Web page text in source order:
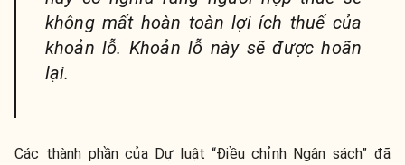
không mất hoàn toàn lợi ích thuế của
khoản lỗ. Khoản lỗ này sẽ được hoãn
lại.
Các thành phần của Dự luật “Điều chỉnh Ngân sách” đã